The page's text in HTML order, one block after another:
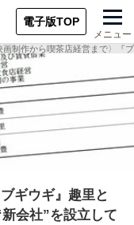
電子版TOP
メニュー
画制作から喫茶店経営まで〉
ギウギ』趣里と
会社”を設立して